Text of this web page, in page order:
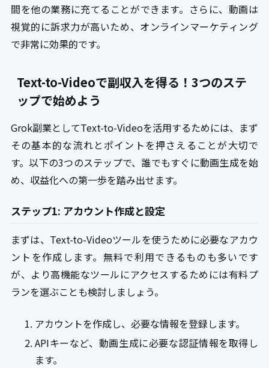
間を他の業務に充てることができます。さらに、動画は
視覚的に訴求力が高いため、オンラインマーケティング
で非常に効果的です。
Text-to-Videoで副収入を得る！3つのステ
ップで始めよう
Grok副業としてText-to-Videoを活用するためには、まず
その基本的な流れとポイントを押さえることが大切で
す。以下の3つのステップで、誰でもすぐに動画生成を始
め、収益化への第一歩を踏み出せます。
ステップ1: アカウント作成と設定
まずは、Text-to-Videoツールを使うために必要なアカウ
ントを作成します。無料で利用できるものも多いです
が、より高機能なツールにアクセスするためには有料プ
ランを選ぶことも検討しましょう。
アカウントを作成し、必要な情報を登録します。
APIキーなど、動画生成に必要な認証情報を取得し
ます。